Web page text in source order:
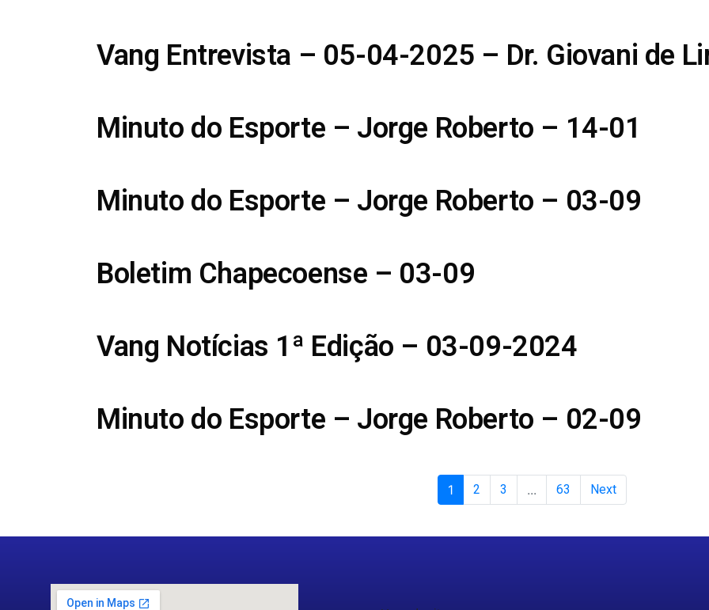
Vang Entrevista – 05-04-2025 – Dr. Giovani de
Minuto do Esporte – Jorge Roberto – 14-01
Minuto do Esporte – Jorge Roberto – 03-09
Boletim Chapecoense – 03-09
Vang Notícias 1ª Edição – 03-09-2024
Minuto do Esporte – Jorge Roberto – 02-09
1 2 3 ... 63 Next